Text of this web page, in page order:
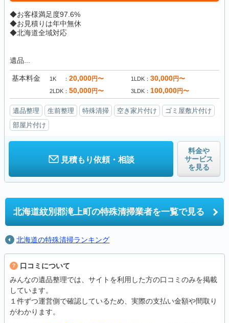
◆お客様満足度97.6%
◆お見積りは年中無休
◆北海道全域対応
遺品...
基本料金 1K 20,000円〜 1LDK 30,000円〜
2LDK 50,000円〜 3LDK 100,000円〜
遺品整理 生前整理 特殊清掃 空き家片付け
ゴミ屋敷片付け
部屋片付け
見積もり依頼・相談
料金や
サービス
を見る
北海道紋別郡滝上町の特殊清掃業者を一覧で見る
北海道の特殊清掃ランキング
口コミについて
みんなの遺品整理では、サイトを利用した方の口コミのみを掲載
しています。
１件ずつ運営側で確認しているため、実際の支払い金額や間取り
がわかります。